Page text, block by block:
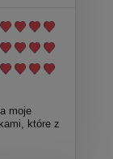
moje
które z